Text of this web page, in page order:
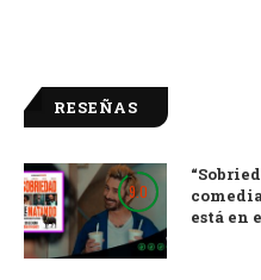
RESEÑAS
9.0
está en